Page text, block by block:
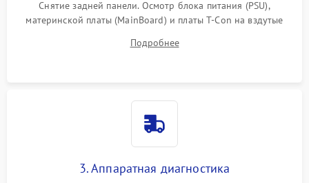
Снятие задней панели. Осмотр блока питания (PSU),
материнской платы (MainBoard) и платы T-Con на вздутые
Проверка надежности фиксации и целостности шлейфов.
Подробнее
3. Аппаратная диагностика